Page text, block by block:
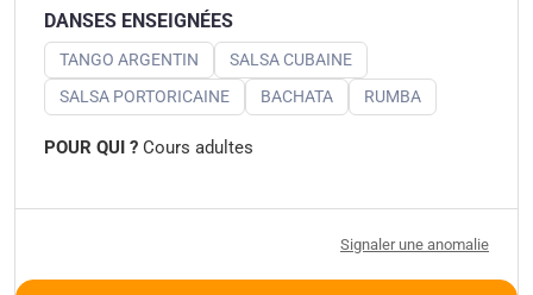
DANSES ENSEIGNÉES
TANGO ARGENTIN
SALSA CUBAINE
SALSA PORTORICAINE
BACHATA RUMBA
POUR QUI ? Cours adultes
Signaler une anomalie